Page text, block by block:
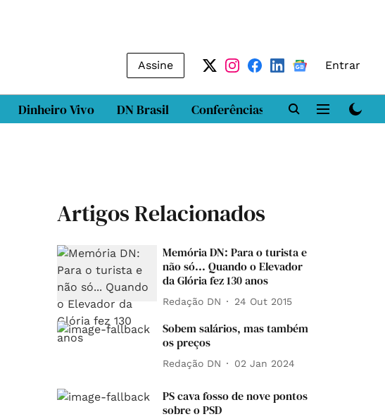
Assine Entrar
Dinheiro Vivo DN Brasil Conferências DN LAB
Artigos Relacionados
Memória DN: Para o turista e
não só... Quando o Elevador
da Glória fez 130 anos
Redação DN 24 Out 2015
Sobem salários, mas também
os preços
Redação DN 02 Jan 2024
PS cava fosso de nove pontos
sobre o PSD